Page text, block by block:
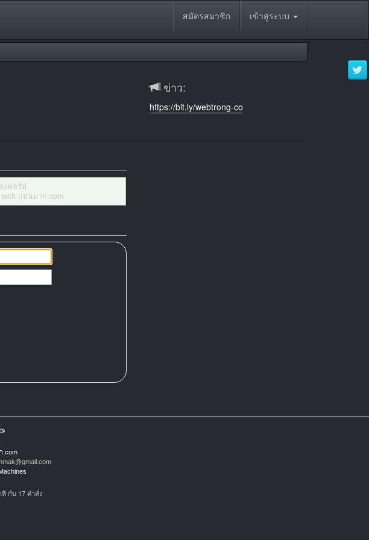
สมัครสมาชิก เข้าสู่ระบบ
ข่าว:
https://bit.ly/webtrong-co
ฟอรั่ม
with แม่นมาก.com.
.com
กับ 17 คำสั่ง